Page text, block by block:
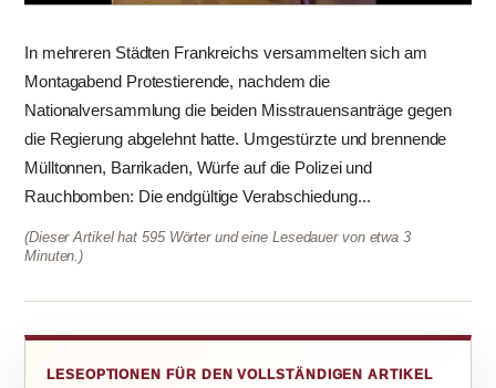
In mehreren Städten Frankreichs versammelten sich am
Montagabend Protestierende, nachdem die
Nationalversammlung die beiden Misstrauensanträge gegen
die Regierung abgelehnt hatte. Umgestürzte und brennende
Mülltonnen, Barrikaden, Würfe auf die Polizei und
Rauchbomben: Die endgültige Verabschiedung...
(Dieser Artikel hat 595 Wörter und eine Lesedauer von etwa 3
Minuten.)
LESEOPTIONEN FÜR DEN VOLLSTÄNDIGEN ARTIKEL